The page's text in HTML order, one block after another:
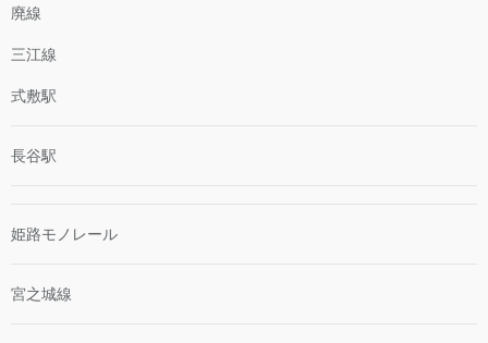
廃線
三江線
式敷駅
長谷駅
姫路モノレール
宮之城線